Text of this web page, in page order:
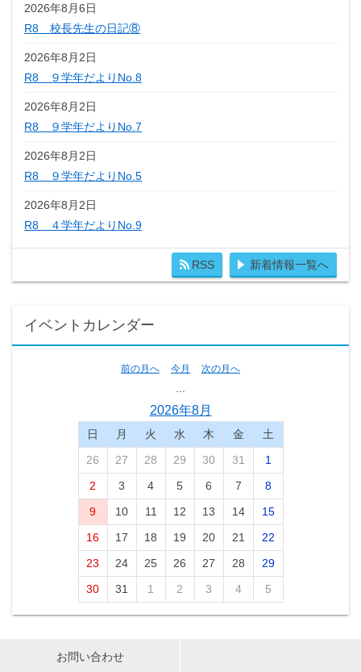
2026年8月6日
R8 校長先生の日記⑧
2026年8月2日
R8 ９学年だよりNo.8
2026年8月2日
R8 ９学年だよりNo.7
2026年8月2日
R8 ９学年だよりNo.5
2026年8月2日
R8 ４学年だよりNo.9
RSS 新着情報一覧へ
イベントカレンダー
前の月へ 今月 次の月へ
...
2026年8月
日 月 火 水 木 金
土
26
27 28 29 30 31
1
2
3 4 5 6 7
8
9
10 11 12 13 14
15
16
17 18 19 20 21
22
23
24 25 26 27 28
29
30
31 1 2 3 4 5
お問い合わせ